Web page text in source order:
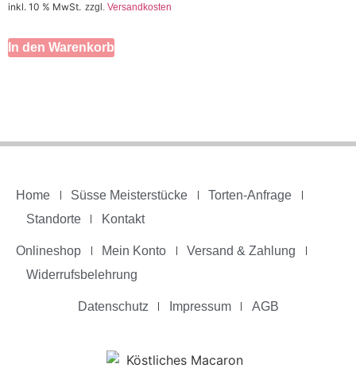
inkl. 10 % MwSt. zzgl. Versandkosten
In den Warenkorb
Home Süsse Meisterstücke
Torten-Anfrage
Standorte
Kontakt
Onlineshop Mein Konto
Versand & Zahlung
Widerrufsbelehrung
Datenschutz Impressum AGB